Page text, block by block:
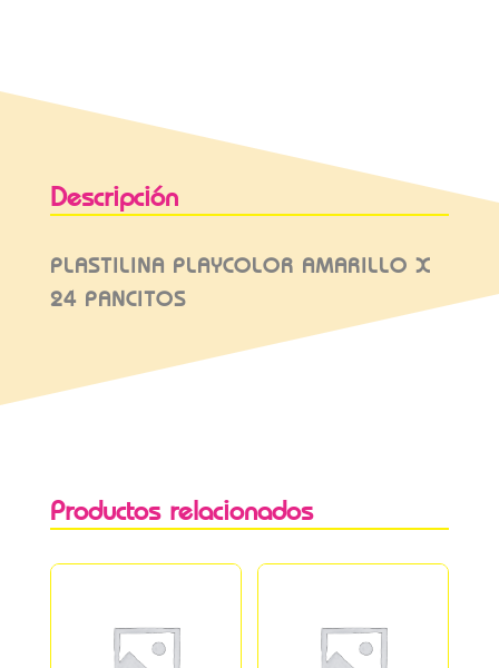
Descripción
PLASTILINA PLAYCOLOR AMARILLO X
24 PANCITOS
Productos relacionados